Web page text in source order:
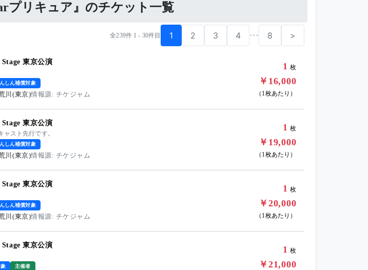
プリキュア』のチケット一覧
全239件 1 - 30件目 1 2 3 4 ･･･ 8 >
東京公演
しん補償対象
川(東京)情報源: チケジャム
1 枚
￥16,000
（1枚あたり）
東京公演
ャスト先行です。
しん補償対象
川(東京)情報源: チケジャム
1 枚
￥19,000
（1枚あたり）
東京公演
しん補償対象
川(東京)情報源: チケジャム
1 枚
￥20,000
（1枚あたり）
東京公演
主催者
1 枚
￥21,000